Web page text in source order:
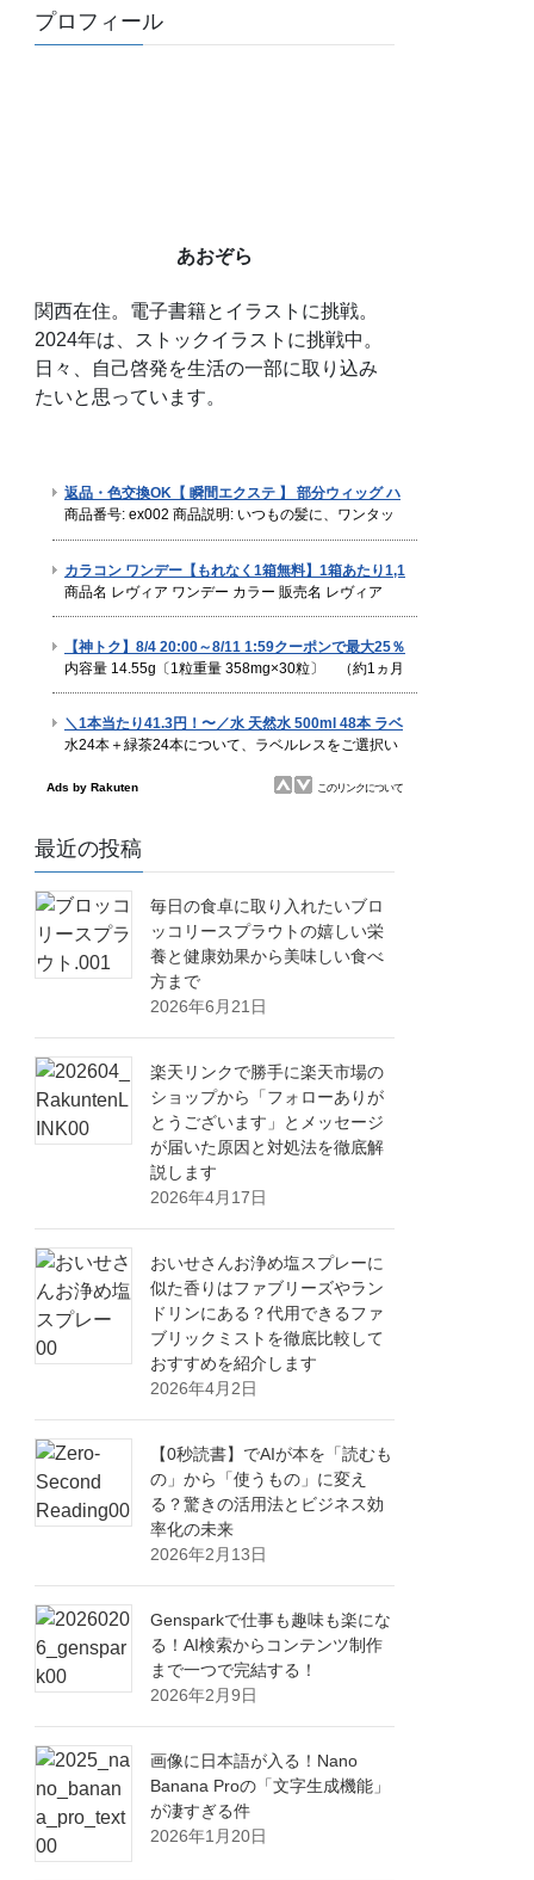
プロフィール
あおぞら
関西在住。電子書籍とイラストに挑戦。
2024年は、ストックイラストに挑戦中。
日々、自己啓発を生活の一部に取り込み
たいと思っています。
最近の投稿
毎日の食卓に取り入れたいブロ
ッコリースプラウトの嬉しい栄
養と健康効果から美味しい食べ
方まで
2026年6月21日
楽天リンクで勝手に楽天市場の
ショップから「フォローありが
とうございます」とメッセージ
が届いた原因と対処法を徹底解
説します
2026年4月17日
おいせさんお浄め塩スプレーに
似た香りはファブリーズやラン
ドリンにある？代用できるファ
ブリックミストを徹底比較して
おすすめを紹介します
2026年4月2日
【0秒読書】でAIが本を「読むも
の」から「使うもの」に変え
る？驚きの活用法とビジネス効
率化の未来
2026年2月13日
Gensparkで仕事も趣味も楽にな
る！AI検索からコンテンツ制作
まで一つで完結する！
2026年2月9日
画像に日本語が入る！Nano
Banana Proの「文字生成機能」
が凄すぎる件
2026年1月20日